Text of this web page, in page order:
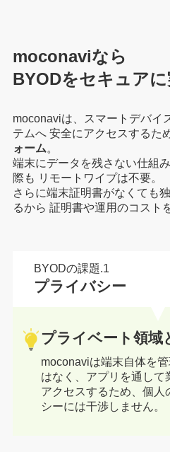
moconaviなら
BYODをセキュアに
moconaviは、スマートデバイ
テムへ安全にアクセスするた
ォーム。
端末にデータを残さない仕組
際も リモートワイプは不要。
さらに端末証明書がなくても
るから 証明書や運用のコスト
BYODの課題.1
プライバシー
プライベート領域
moconaviは端末自体を
はなく、アプリを通して
アクセスするため、個人
シーには干渉しません。